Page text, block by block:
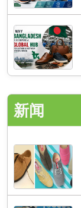
新闻